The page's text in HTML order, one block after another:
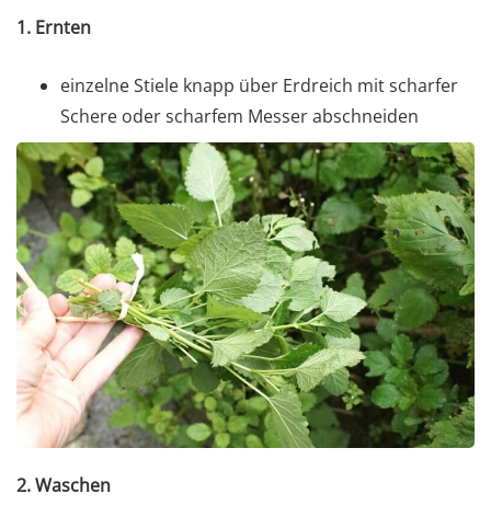
1. Ernten
einzelne Stiele knapp über Erdreich mit scharfer
Schere oder scharfem Messer abschneiden
2. Waschen